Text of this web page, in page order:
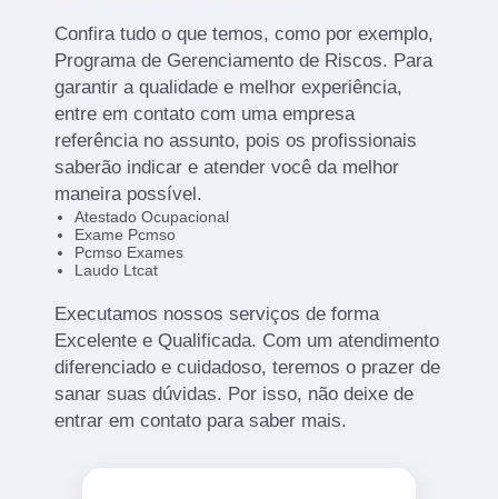
Confira tudo o que temos, como por exemplo,
Programa de Gerenciamento de Riscos. Para
garantir a qualidade e melhor experiência,
entre em contato com uma empresa
referência no assunto, pois os profissionais
saberão indicar e atender você da melhor
maneira possível.
Atestado Ocupacional
Exame Pcmso
Pcmso Exames
Laudo Ltcat
Executamos nossos serviços de forma
Excelente e Qualificada. Com um atendimento
diferenciado e cuidadoso, teremos o prazer de
sanar suas dúvidas. Por isso, não deixe de
entrar em contato para saber mais.